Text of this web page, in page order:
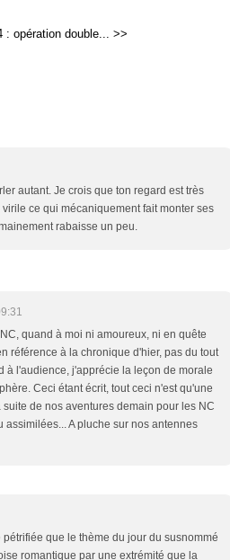
: opération double... >>
autant. Je crois que ton regard est très
ce qui mécaniquement fait monter ses
rabaisse un peu.
quand à moi ni amoureux, ni en quête
référence à la chronique d'hier, pas du tout
à l'audience, j'apprécie la leçon de morale
Ceci étant écrit, tout ceci n'est qu'une
de nos aventures demain pour les NC
A pluche sur nos antennes
que le thème du jour du susnommé
romantique par une extrémité que la